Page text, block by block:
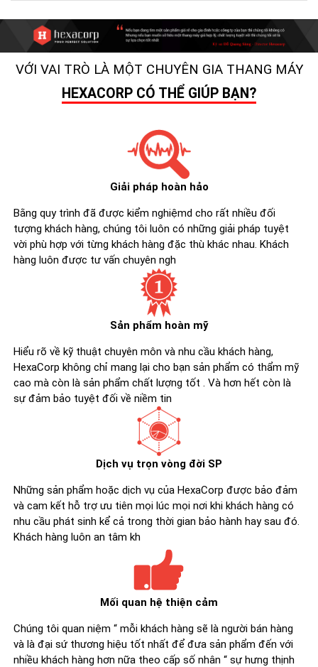
VỚI VAI TRÒ LÀ MỘT CHUYÊN GIA THANG MÁY
HEXACORP CÓ THỂ GIÚP BẠN?
Giải pháp hoàn hảo
Bằng quy trình đã được kiểm nghiệmd cho rất nhiều đối
tượng khách hàng, chúng tôi luôn có những giải pháp tuyệt
vời phù hợp với từng khách hàng đặc thù khác nhau. Khách
hàng luôn được tư vấn chuyên ngh
Sản phẩm hoàn mỹ
Hiểu rõ về kỹ thuật chuyên môn và nhu cầu khách hàng,
HexaCorp không chỉ mang lại cho bạn sản phẩm có thẩm mỹ
cao mà còn là sản phẩm chất lượng tốt . Và hơn hết còn là
sự đảm bảo tuyệt đối về niềm tin
Dịch vụ trọn vòng đời SP
Những sản phẩm hoặc dịch vụ của HexaCorp được bảo đảm
và cam kết hỗ trợ ưu tiên mọi lúc mọi nơi khi khách hàng có
nhu cầu phát sinh kể cả trong thời gian bảo hành hay sau đó.
Khách hàng luôn an tâm kh
Mối quan hệ thiện cảm
Chúng tôi quan niệm “ mỗi khách hàng sẽ là người bán hàng
và là đại sứ thương hiệu tốt nhất để đưa sản phẩm đến với
nhiều khách hàng hơn nữa theo cấp số nhân “ sự hưng thịnh